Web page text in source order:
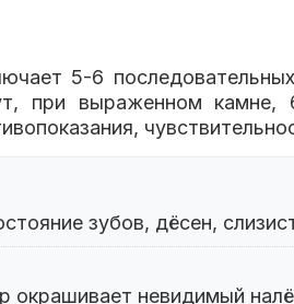
5-6
при выраженном камне,
зубов, дёсен,
окрашивает невидимый